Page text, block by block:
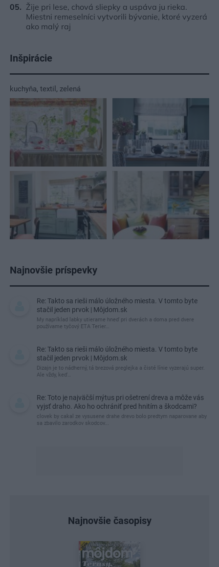
Žije pri lese, chová sliepky a uspáva ju rieka.
Miestni remeselníci vytvorili bývanie, ktoré vyzerá
ako malý raj
Inšpirácie
kuchyňa, textil , zelená
Najnovšie príspevky
Re: Takto sa rieši málo úložného miesta. V tomto byte
stačil jeden prvok | Môjdom.sk
My napríklad labky utierame hneď pri dverách a doma pred dvere
používame tyčový ETA Terier…
Re: Takto sa rieši málo úložného miesta. V tomto byte
stačil jeden prvok | Môjdom.sk
Dizajn je to nádherný, tá brezová preglejka a čisté línie vyzerajú super.
Ale vždy, keď…
Re: Toto je najväčší mýtus pri ošetrení dreva a môže vás
vyjsť draho. Ako ho ochrániť pred hnitím a škodcami?
clovek by cakal ze vysusene drahe drevo bolo predtym naparovane aby
sa zbavilo zarodkov skodcov...
Najnovšie časopisy